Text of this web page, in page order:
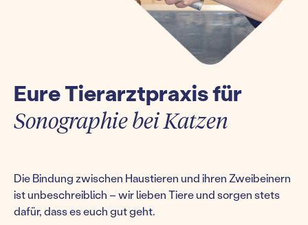
Eure Tierarztpraxis für
Sonographie bei Katzen
Die Bindung zwischen Haustieren und ihren Zweibeinern
ist unbeschreiblich – wir lieben Tiere und sorgen stets
dafür, dass es euch gut geht.